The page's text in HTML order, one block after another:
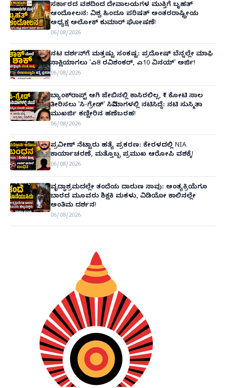
ಸರ್ಕಾರದ ವಶದಿಂದ ದೇವಾಲಯಗಳ ಮುಕ್ತಿಗೆ ಬೃಹತ್
ಆಂದೋಲನ: ವಿಶ್ವ ಹಿಂದೂ ಪರಿಷತ್ ಅಂತರರಾಷ್ಟ್ರೀಯ
ಅಧ್ಯಕ್ಷ ಅಲೋಕ್ ಕುಮಾರ್ ಘೋಷಣೆ!
06/08/2026
ನಟ ದರ್ಶನ್‌ಗೆ ಮತ್ತಷ್ಟು ಸಂಕಷ್ಟ: ಪ್ರದೋಷ್ ಬೆನ್ನಲ್ಲೇ ಮಾಫಿ
ಸಾಕ್ಷಿಯಾಗಲು 'ಎ8 ರವಿಶಂಕರ್, ಎ10 ವಿನಯ್' ಅರ್ಜಿ!
06/08/2026
ಬ್ಯಾಂಕ್‌ರಾಪ್ಟ್‌ ಆಗಿ ಜೇಬಿನಲ್ಲಿ ಕಾಸಿರಲಿಲ್ಲ, ₹1 ಕೋಟಿ ಸಾಲ
ತೀರಿಸಲು 'ಸಿ-ಗ್ರೇಡ್' ಸಿನಿಮಾಗಳಲ್ಲಿ ನಟಿಸಿದ್ದೆ: ನಟಿ ಸುಸ್ಮಿತಾ
ಮುಖರ್ಜಿ ಕಣ್ಣೀರಿನ ಹಣೆಬರಹ!
06/08/2026
ಪ್ರವೀಣ್ ನೆಟ್ಟಾರು ಹತ್ಯೆ ಪ್ರಕರಣ: ಕೇರಳದಲ್ಲಿ NIA
ಕಾರ್ಯಾಚರಣೆ, ಮತ್ತೊಬ್ಬ ಪ್ರಮುಖ ಆರೋಪಿ ವಶಕ್ಕೆ!
06/08/2026
ವೃದ್ಧಾಶ್ರಮದಲ್ಲೇ ತಂದೆಯ ದಾರುಣ ಸಾವು: ಅಂತ್ಯಕ್ರಿಯೆಗೂ
ಬಾರದ ಮೂವರು ಶಿಕ್ಷಕಿ ಮಕಳು, ವಿಡಿಯೋ ಕಾಲಿನಲ್ಲೇ
ಅಂತಿಮ ದರ್ಶನ!
06/08/2026